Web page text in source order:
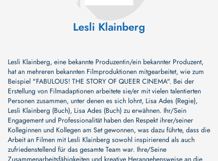
Lesli Klainberg
Lesli Klainberg, eine bekannte Produzentin/ein bekannter Produzent,
hat an mehreren bekannten Filmproduktionen mitgearbeitet, wie zum
Beispiel "FABULOUS! THE STORY OF QUEER CINEMA". Bei der
Erstellung von Filmadaptionen arbeitete sie/er mit vielen talentierten
Personen zusammen, unter denen es sich lohnt, Lisa Ades (Regie),
Lesli Klainberg (Buch), Lisa Ades (Buch) zu erwähnen. Ihr/Sein
Engagement und Professionalität haben den Respekt ihrer/seiner
Kolleginnen und Kollegen am Set gewonnen, was dazu führte, dass die
Arbeit an Filmen mit Lesli Klainberg sowohl inspirierend als auch
zufriedenstellend für das gesamte Team war. Ihre/Seine
Zusammenarbeitsfähigkeiten und kreative Herangehensweise an die